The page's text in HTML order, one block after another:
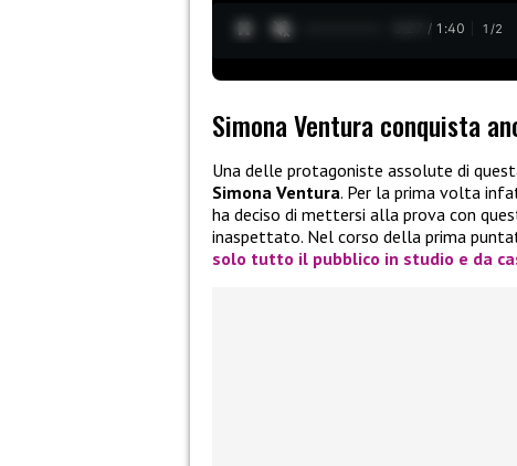
0:28 / 1:40 1 /2
Simona Ventura conquista
Una delle protagoniste assolute di
Simona Ventura. Per la prima volta
ha deciso di mettersi alla prova con
inaspettato. Nel corso della prima
solo tutto il pubblico in studio e da